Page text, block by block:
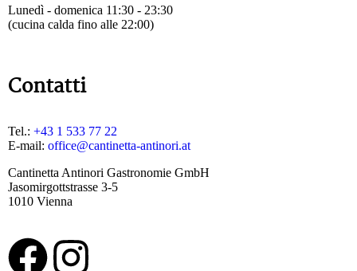
Lunedì - domenica 11:30 - 23:30
(cucina calda fino alle 22:00)
Contatti
Tel.: +43 1 533 77 22
E-mail: office@cantinetta-antinori.at
Cantinetta Antinori Gastronomie GmbH
Jasomirgottstrasse 3-5
1010 Vienna